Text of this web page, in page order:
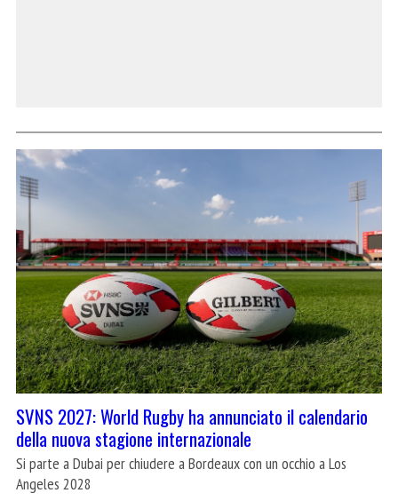
SVNS 2027: World Rugby ha annunciato il calendario
della nuova stagione internazionale
Si parte a Dubai per chiudere a Bordeaux con un occhio a Los
Angeles 2028